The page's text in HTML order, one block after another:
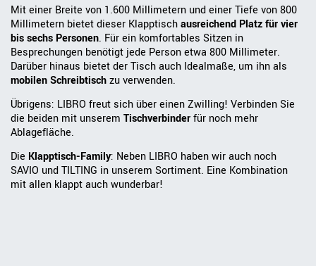
Mit einer Breite von 1.600 Millimetern und einer Tiefe von 800
Millimetern bietet dieser Klapptischausreichend Platz für vier
bis sechs Personen. Für ein komfortables Sitzen in
Besprechungen benötigt jede Person etwa 800 Millimeter.
Darüber hinaus bietet der Tisch auch Idealmaße, um ihn als
mobilen Schreibtischzu verwenden.
Übrigens: LIBRO freut sich über einen Zwilling! Verbinden Sie
die beiden mit unserem Tischverbinderfür noch mehr
Ablagefläche.
Die Klapptisch-Family: Neben LIBRO haben wir auch noch
SAVIO und TILTING in unserem Sortiment. Eine Kombination
mit allen klappt auch wunderbar!